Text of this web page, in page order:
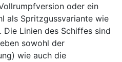
oder ein
als Spritzgussvariante wie
Linien des Schiffes sind
sowohl der
wie auch die